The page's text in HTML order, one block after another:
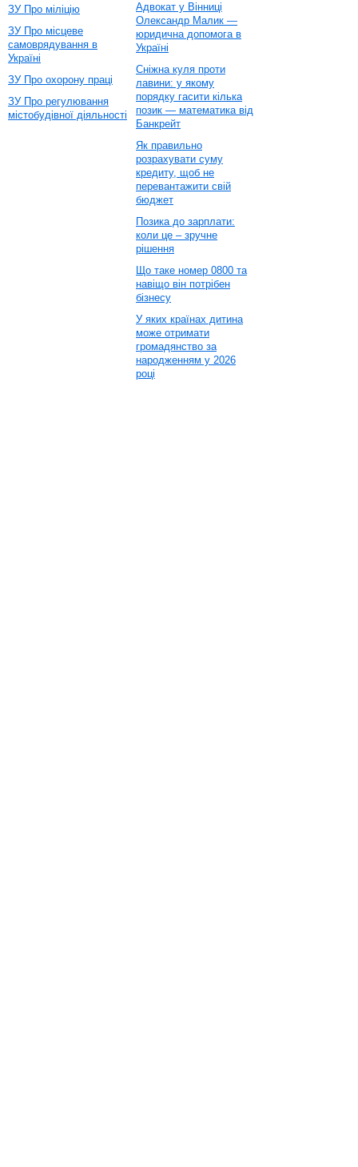
ЗУ Про міліцію
ЗУ Про місцеве
самоврядування в
Україні
ЗУ Про охорону праці
ЗУ Про регулювання
містобудівної діяльності
Адвокат у Вінниці
Олександр Малик —
юридична допомога в
Україні
Сніжна куля проти
лавини: у якому
порядку гасити кілька
позик — математика від
Банкрейт
Як правильно
розрахувати суму
кредиту, щоб не
перевантажити свій
бюджет
Позика до зарплати:
коли це – зручне
рішення
Що таке номер 0800 та
навіщо він потрібен
бізнесу
У яких країнах дитина
може отримати
громадянство за
народженням у 2026
році